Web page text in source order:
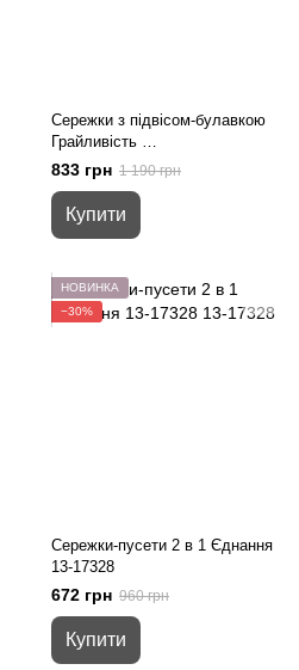
Сережки з підвісом-булавкою
Грайливість
13-19285
833 грн 1 190 грн
Купити
НОВИНКА
−30%
Сережки-пусети 2 в 1 Єднання
13-17328
672 грн 960 грн
Купити